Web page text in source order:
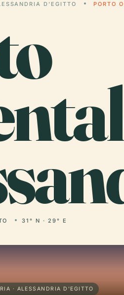
D'EGITTO PORTO
31° N · 29° E
· ALESSANDRIA D'EGITTO